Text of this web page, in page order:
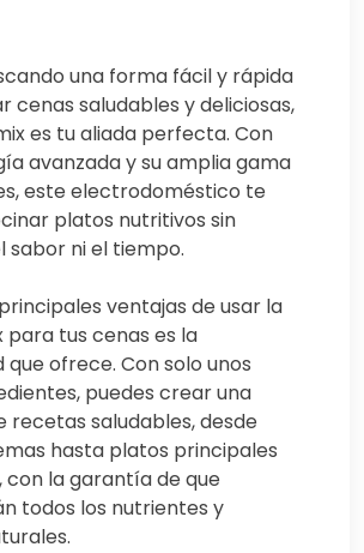
una forma fácil y rápida
cenas saludables y deliciosas,
es tu aliada perfecta. Con
avanzada y su amplia gama
este electrodoméstico te
platos nutritivos sin
sabor ni el tiempo.
ventajas de usar la
para tus cenas es la
ofrece. Con solo unos
puedes crear una
recetas saludables, desde
hasta platos principales
la garantía de que
todos los nutrientes y